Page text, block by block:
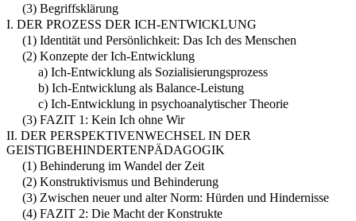
(3) Begriffsklärung
I. DER PROZESS DER ICH-ENTWICKLUNG
(1) Identität und Persönlichkeit: Das Ich des Menschen
(2) Konzepte der Ich-Entwicklung
a) Ich-Entwicklung als Sozialisierungsprozess
b) Ich-Entwicklung als Balance-Leistung
c) Ich-Entwicklung in psychoanalytischer Theorie
(3) FAZIT 1: Kein Ich ohne Wir
II. DER PERSPEKTIVENWECHSEL IN DER
GEISTIGBEHINDERTENPÄDAGOGIK
(1) Behinderung im Wandel der Zeit
(2) Konstruktivismus und Behinderung
(3) Zwischen neuer und alter Norm: Hürden und Hindernisse
(4) FAZIT 2: Die Macht der Konstrukte